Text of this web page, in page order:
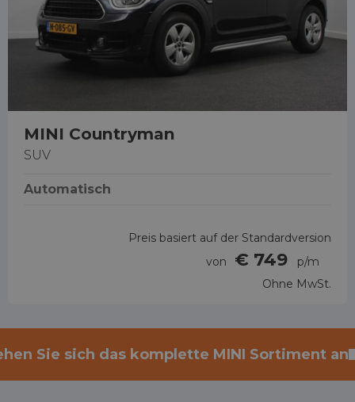
MINI Countryman
SUV
Automatisch
Preis basiert auf der Standardversion
von
€ 749
p/m
Ohne MwSt.
Sie sich das komplette MINI Sortiment an